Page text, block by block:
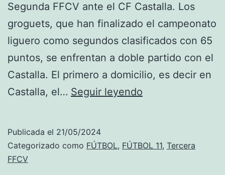
Segunda FFCV ante el CF Castalla. Los
groguets, que han finalizado el campeonato
liguero como segundos clasificados con 65
puntos, se enfrentan a doble partido con el
Castalla. El primero a domicilio, es decir en
Castalla, el… Seguir leyendo
cierra
Publicada el 21/05/2024
Categorizado como FÚTBOL, FÚTBOL 11, Tercera
FFCV